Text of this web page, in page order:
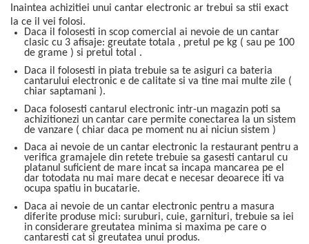
Inaintea achizitiei unui cantar electronic ar trebui sa stii exact
la ce il vei folosi.
Daca il folosesti in scop comercial ai nevoie de un cantar
clasic cu 3 afisaje: greutate totala , pretul pe kg ( sau pe 100
de grame ) si pretul total .
Daca il folosesti in piata trebuie sa te asiguri ca bateria
cantarului electronic e de calitate si va tine mai multe zile (
chiar saptamani ).
Daca folosesti cantarul electronic intr-un magazin poti sa
achizitionezi un cantar care permite conectarea la un sistem
de vanzare ( chiar daca pe moment nu ai niciun sistem )
Daca ai nevoie de un cantar electronic la restaurant pentru a
verifica gramajele din retete trebuie sa gasesti cantarul cu
platanul suficient de mare incat sa incapa mancarea pe el
dar totodata nu mai mare decat e necesar deoarece iti va
ocupa spatiu in bucatarie.
Daca ai nevoie de un cantar electronic pentru a masura
diferite produse mici: suruburi, cuie, garnituri, trebuie sa iei
in considerare greutatea minima si maxima pe care o
cantaresti cat si greutatea unui produs.